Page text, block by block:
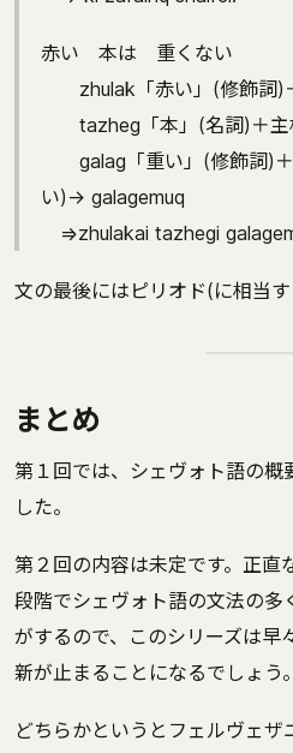
赤い 本は 重くない
zhulak「赤い」(修飾詞)
tazheg「本」(名詞)＋主
galag「重い」(修飾詞)＋
い)→ galagemuq
⇒zhulakai tazhegi
文の最後にはピリオド(に相当す
まとめ
第１回では、シェヴォト語の概
した。
第２回の内容は未定です。正直
段階でシェヴォト語の文法の多
がするので、このシリーズは早
新が止まることになるでしょう。
どちらかというとフェルヴェ